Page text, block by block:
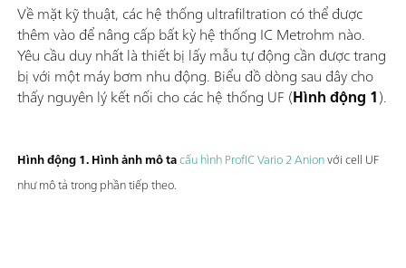
Về mặt kỹ thuật, các hệ thống ultrafiltration có thể được
thêm vào để nâng cấp bất kỳ hệ thống IC Metrohm nào.
Yêu cầu duy nhất là thiết bị lấy mẫu tự động cần được trang
bị với một máy bơm nhu động. Biểu đồ dòng sau đây cho
thấy nguyên lý kết nối cho các hệ thống UF (Hình động 1).
Hình động 1. Hình ảnh mô tacấu hình ProfIC Vario 2 Anionvới cell UF
như mô tả trong phần tiếp theo.